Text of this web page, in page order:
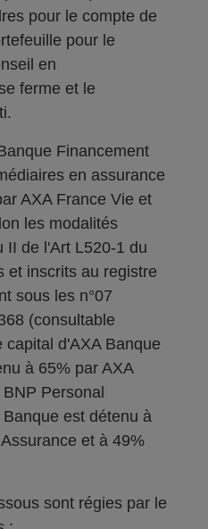
pour le compte de
pour le
en
ferme et le
Financement
en assurance
AXA France Vie et
les modalités
II de l'Art L520-1 du
et inscrits au registre
sous les n°07
(consultable
capital d'AXA Banque
à 65% par AXA
Personal
est détenu à
et à 49%
sont régies par le